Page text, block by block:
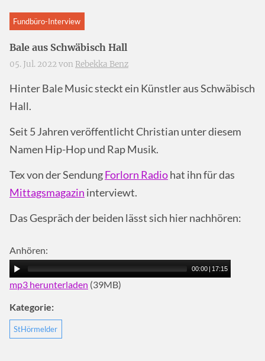
Fundbüro-Interview
Bale aus Schwäbisch Hall
05. Jul. 2022 von Rebekka Benz
Hinter Bale Music steckt ein Künstler aus Schwäbisch
Hall.
Seit 5 Jahren veröffentlicht Christian unter diesem
Namen Hip-Hop und Rap Musik.
Tex von der SendungForlorn Radiohat ihn für das
Mittagsmagazin interviewt.
Das Gespräch der beiden lässt sich hier nachhören:
Anhören:
00:00 | 17:15
mp3 herunterladen (39MB)
Kategorie:
StHörmelder